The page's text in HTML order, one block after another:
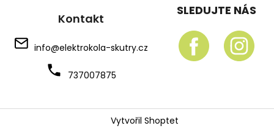
Kontakt
info@elektrokola-skutry.cz
737007875
SLEDUJTE NÁS
Vytvořil Shoptet